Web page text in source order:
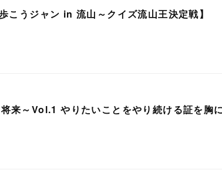
こうジャン in 流山～クイズ流山王決定戦】
来～Vol.1 やりたいことをやり続ける証を胸